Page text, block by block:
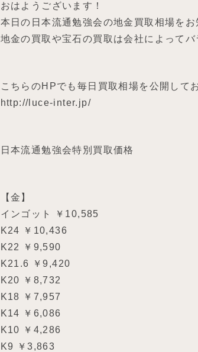
おはようございます！
本日の日本流通勉強会の地金買取相場をお
地金の買取や宝石の買取は会社によって
こちらのHPでも毎日買取相場を公開して
http://luce-inter.jp/
日本流通勉強会特別買取価格
【金】
インゴット ￥10,585
K24 ￥10,436
K22 ￥9,590
K21.6 ￥9,420
K20 ￥8,732
K18 ￥7,957
K14 ￥6,086
K10 ￥4,286
K9 ￥3,863